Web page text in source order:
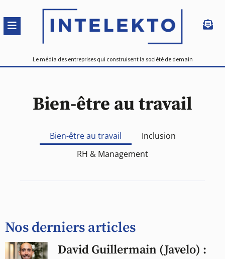
Le média des entreprises qui construisent la société de demain
Bien-être au travail
Bien-être au travail
Inclusion
RH & Management
Nos derniers articles
David Guillermain (Javelo) :